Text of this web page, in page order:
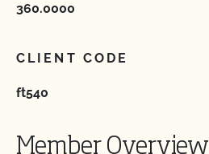
360.0000
CLIENT CODE
ft540
Member Overview